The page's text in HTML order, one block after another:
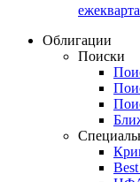
Облигации
Поиски